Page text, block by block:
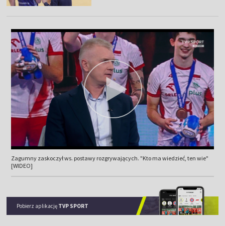
Zagumny zaskoczył ws. postawy rozgrywających. "Kto ma wiedzieć, ten wie"
[WIDEO]
Pobierz aplikację TVP SPORT